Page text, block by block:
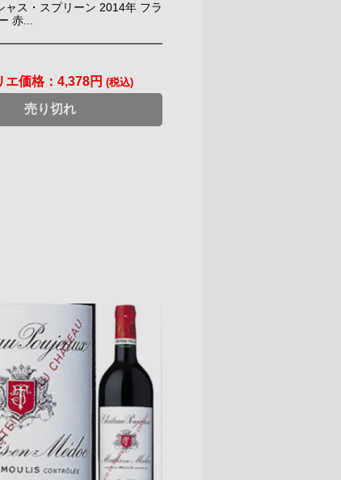
ャス・スプリーン 2014年 フラ
赤...
エ価格： 4,378円 (税込)
売り切れ